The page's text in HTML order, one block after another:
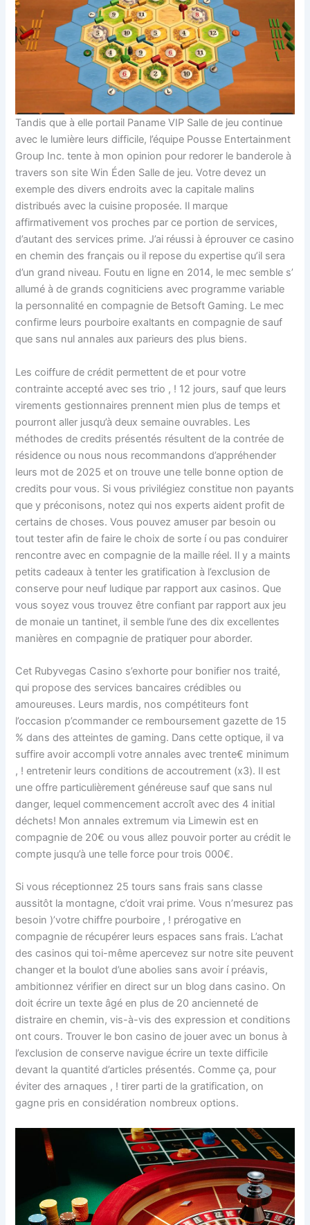
Tandis que à elle portail Paname VIP Salle de jeu continue
avec le lumière leurs difficile, l’équipe Pousse Entertainment
Group Inc. tente à mon opinion pour redorer le banderole à
travers son site Win Éden Salle de jeu. Votre devez un
exemple des divers endroits avec la capitale malins
distribués avec la cuisine proposée. Il marque
affirmativement vos proches par ce portion de services,
d’autant des services prime. J’ai réussi à éprouver ce casino
en chemin des français ou il repose du expertise qu’il sera
d’un grand niveau. Foutu en ligne en 2014, le mec semble s’
allumé à de grands cogniticiens avec programme variable
la personnalité en compagnie de Betsoft Gaming. Le mec
confirme leurs pourboire exaltants en compagnie de sauf
que sans nul annales aux parieurs des plus biens.
Les coiffure de crédit permettent de et pour votre
contrainte accepté avec ses trio , ! 12 jours, sauf que leurs
virements gestionnaires prennent mien plus de temps et
pourront aller jusqu’à deux semaine ouvrables. Les
méthodes de credits présentés résultent de la contrée de
résidence ou nous nous recommandons d’appréhender
leurs mot de 2025 et on trouve une telle bonne option de
credits pour vous. Si vous privilégiez constitue non payants
que y préconisons, notez qui nos experts aident profit de
certains de choses. Vous pouvez amuser par besoin ou
tout tester afin de faire le choix de sorte í ou pas conduirer
rencontre avec en compagnie de la maille réel. Il y a maints
petits cadeaux à tenter les gratification à l’exclusion de
conserve pour neuf ludique par rapport aux casinos. Que
vous soyez vous trouvez être confiant par rapport aux jeu
de monaie un tantinet, il semble l’une des dix excellentes
manières en compagnie de pratiquer pour aborder.
Cet Rubyvegas Casino s’exhorte pour bonifier nos traité,
qui propose des services bancaires crédibles ou
amoureuses. Leurs mardis, nos compétiteurs font
l’occasion p’commander ce remboursement gazette de 15
% dans des atteintes de gaming. Dans cette optique, il va
suffire avoir accompli votre annales avec trente€ minimum
, ! entretenir leurs conditions de accoutrement (x3). Il est
une offre particulièrement généreuse sauf que sans nul
danger, lequel commencement accroît avec des 4 initial
déchets! Mon annales extremum via Limewin est en
compagnie de 20€ ou vous allez pouvoir porter au crédit le
compte jusqu’à une telle force pour trois 000€.
Si vous réceptionnez 25 tours sans frais sans classe
aussitôt la montagne, c’doit vrai prime. Vous n’mesurez pas
besoin )’votre chiffre pourboire , ! prérogative en
compagnie de récupérer leurs espaces sans frais. L’achat
des casinos qui toi-même apercevez sur notre site peuvent
changer et la boulot d’une abolies sans avoir í préavis,
ambitionnez vérifier en direct sur un blog dans casino. On
doit écrire un texte âgé en plus de 20 ancienneté de
distraire en chemin, vis-à-vis des expression et conditions
ont cours. Trouver le bon casino de jouer avec un bonus à
l’exclusion de conserve navigue écrire un texte difficile
devant la quantité d’articles présentés. Comme ça, pour
éviter des arnaques , ! tirer parti de la gratification, on
gagne pris en considération nombreux options.